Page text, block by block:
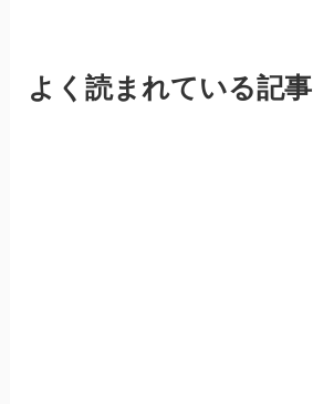
よく読まれている記事